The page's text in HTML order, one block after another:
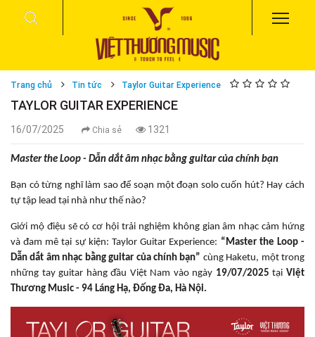
Trang chủ Tin tức Taylor Guitar Experience
TAYLOR GUITAR EXPERIENCE
16/07/2025 Chia sẻ 1321
Master the Loop - Dẫn dắt âm nhạc bằng guitar của chính bạn
Bạn có từng nghĩ làm sao để soạn một đoạn solo cuốn hút? Hay cách
tự tập lead tại nhà như thế nào?
Giới mộ điệu sẽ có cơ hội trải nghiệm không gian âm nhạc cảm hứng
và đam mê tại sự kiện: Taylor Guitar Experience: “Master the Loop -
Dẫn dắt âm nhạc bằng guitar của chính bạn” cùng Haketu, một trong
những tay guitar hàng đầu Việt Nam vào ngày 19/07/2025 tạiViệt
Thương Music - 94 Láng Hạ, Đống Đa, Hà Nội.